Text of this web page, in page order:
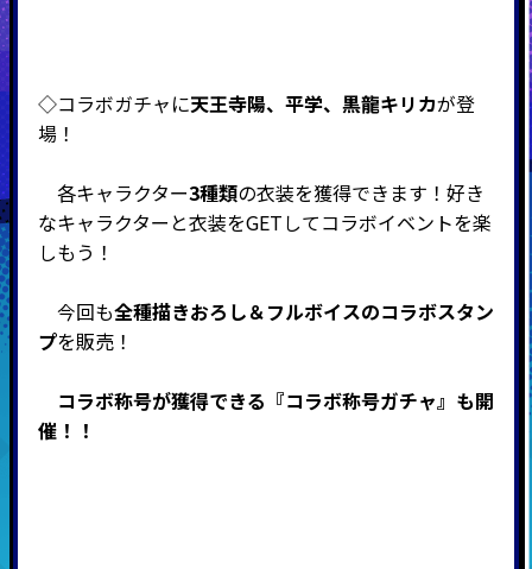
◇コラボガチャに天王寺陽、平学、黒龍キリカが登
場！
各キャラクター3種類の衣装を獲得できます！好き
なキャラクターと衣装をGETしてコラボイベントを楽
しもう！
今回も全種描きおろし＆フルボイスのコラボスタン
プを販売！
コラボ称号が獲得できる『コラボ称号ガチャ』も開
催！！